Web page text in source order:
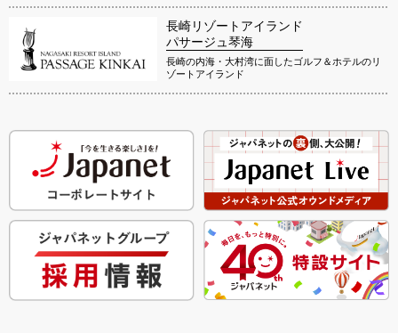
長崎リゾートアイランド
パサージュ琴海
長崎の内海・大村湾に面したゴルフ＆ホテルのリ
ゾートアイランド